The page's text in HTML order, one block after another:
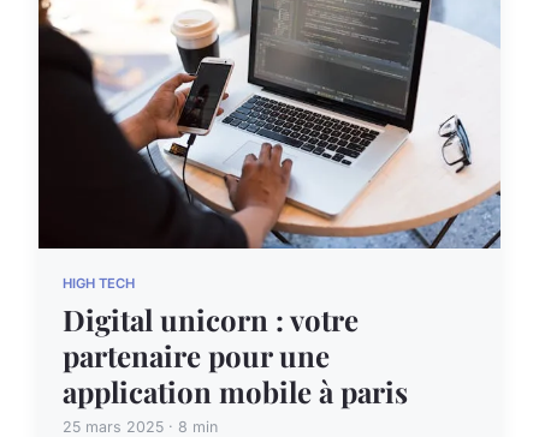
HIGH TECH
Digital unicorn : votre
partenaire pour une
application mobile à paris
25 mars 2025 · 8 min